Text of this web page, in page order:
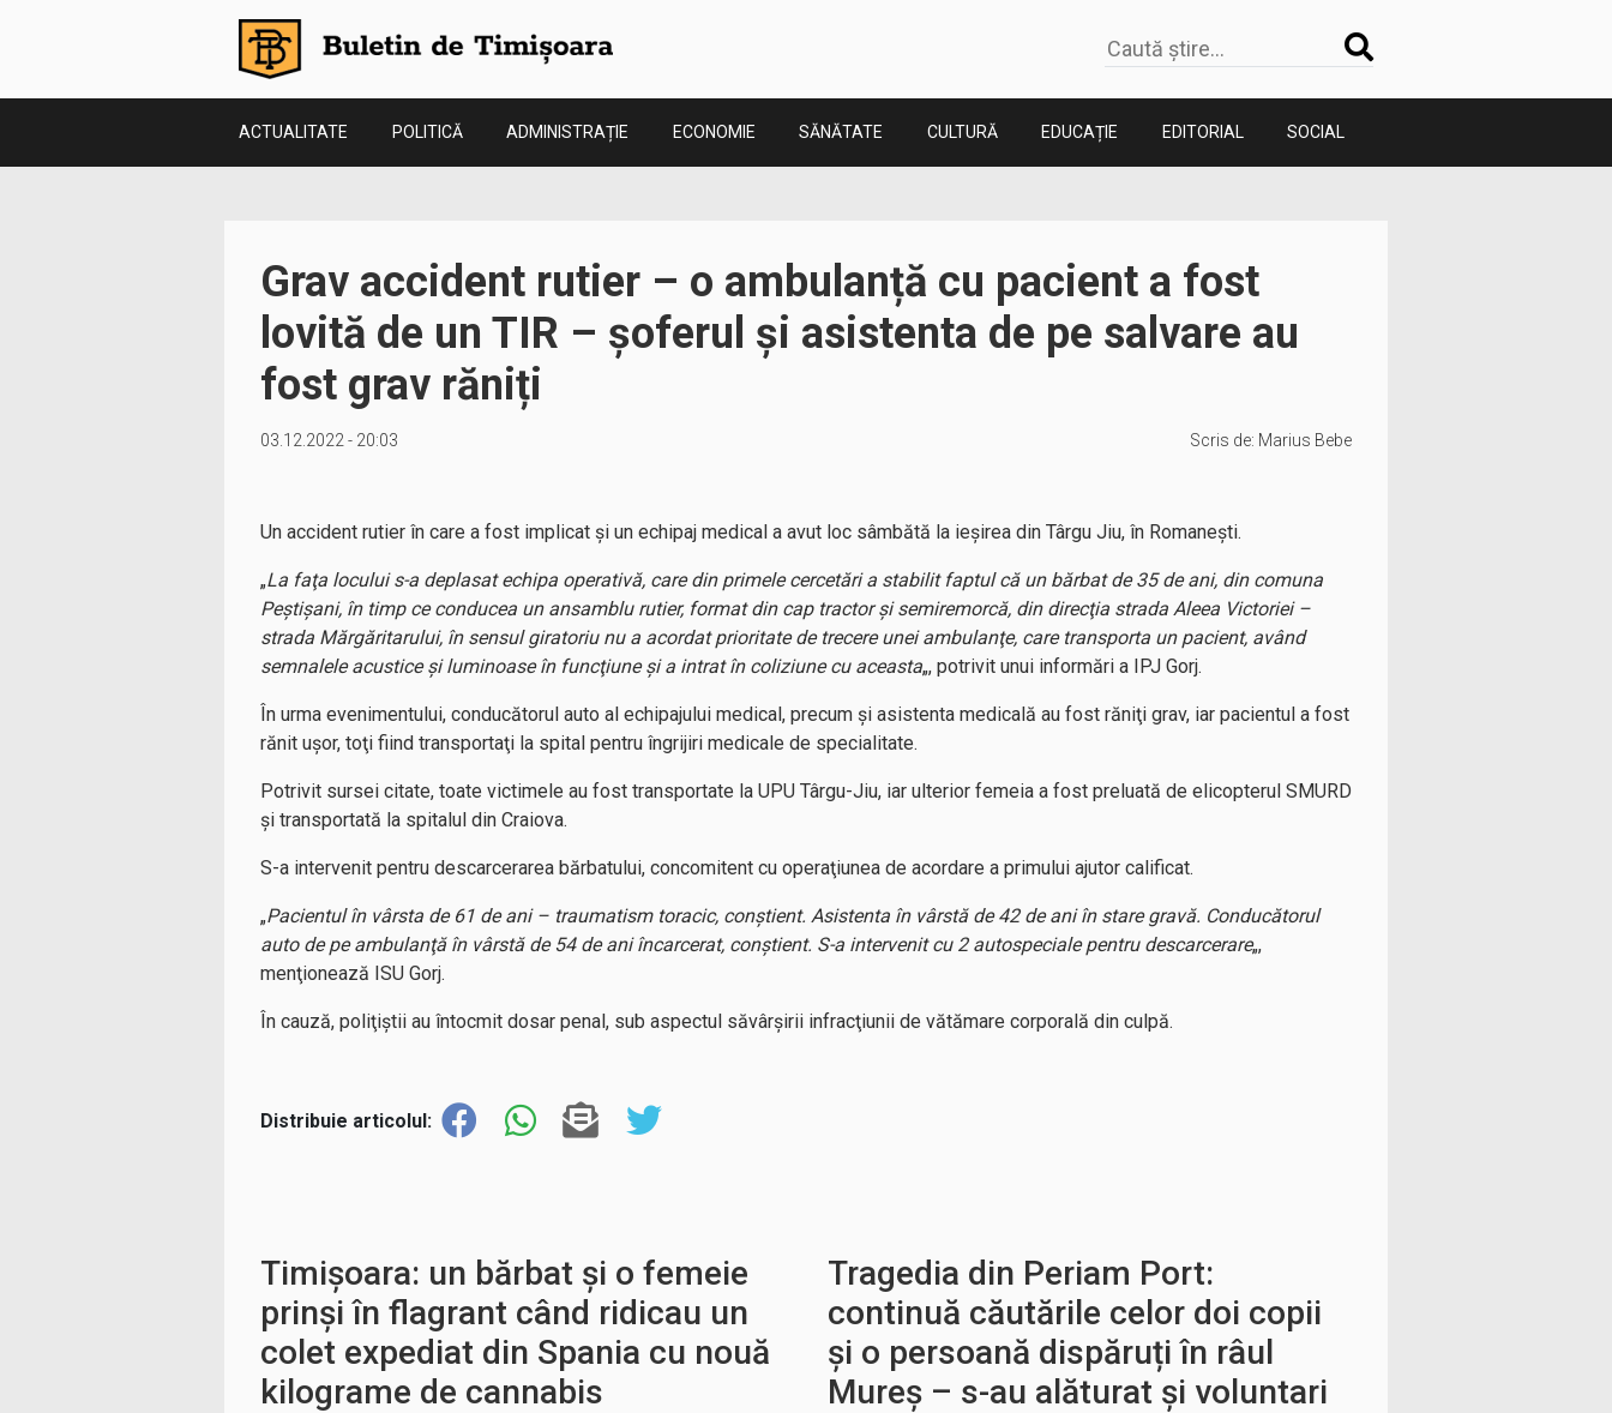
ACTUALITATE POLITICĂ ADMINISTRAȚIE ECONOMIE SĂNĂTATE CULTURĂ EDUCAȚIE EDITORIAL SOCIAL
Grav accident rutier – o ambulanță cu pacient a fost
lovită de un TIR – șoferul și asistenta de pe salvare au
fost grav răniți
03.12.2022 - 20:03 Scris de: Marius Bebe
Un accident rutier în care a fost implicat şi un echipaj medical a avut loc sâmbătă la ieşirea din Târgu Jiu, în Romaneşti.
„La faţa locului s-a deplasat echipa operativă, care din primele cercetări a stabilit faptul că un bărbat de 35 de ani, din comuna
Peştişani, în timp ce conducea un ansamblu rutier, format din cap tractor şi semiremorcă, din direcţia strada Aleea Victoriei –
strada Mărgăritarului, în sensul giratoriu nu a acordat prioritate de trecere unei ambulanţe, care transporta un pacient, având
semnalele acustice şi luminoase în funcţiune şi a intrat în coliziune cu aceasta„, potrivit unui informări a IPJ Gorj.
În urma evenimentului, conducătorul auto al echipajului medical, precum şi asistenta medicală au fost răniţi grav, iar pacientul a fost
rănit uşor, toţi fiind transportaţi la spital pentru îngrijiri medicale de specialitate.
Potrivit sursei citate, toate victimele au fost transportate la UPU Târgu-Jiu, iar ulterior femeia a fost preluată de elicopterul SMURD
şi transportată la spitalul din Craiova.
S-a intervenit pentru descarcerarea bărbatului, concomitent cu operaţiunea de acordare a primului ajutor calificat.
„Pacientul în vârsta de 61 de ani – traumatism toracic, conştient. Asistenta în vârstă de 42 de ani în stare gravă. Conducătorul
auto de pe ambulanţă în vârstă de 54 de ani încarcerat, conştient. S-a intervenit cu 2 autospeciale pentru descarcerare„,
menţionează ISU Gorj.
În cauză, poliţiştii au întocmit dosar penal, sub aspectul săvârşirii infracţiunii de vătămare corporală din culpă.
Distribuie articolul:
Timișoara: un bărbat și o femeie
prinși în flagrant când ridicau un
colet expediat din Spania cu nouă
kilograme de cannabis
Tragedia din Periam Port:
continuă căutările celor doi copii
și o persoană dispăruți în râul
Mureș – s-au alăturat și voluntari